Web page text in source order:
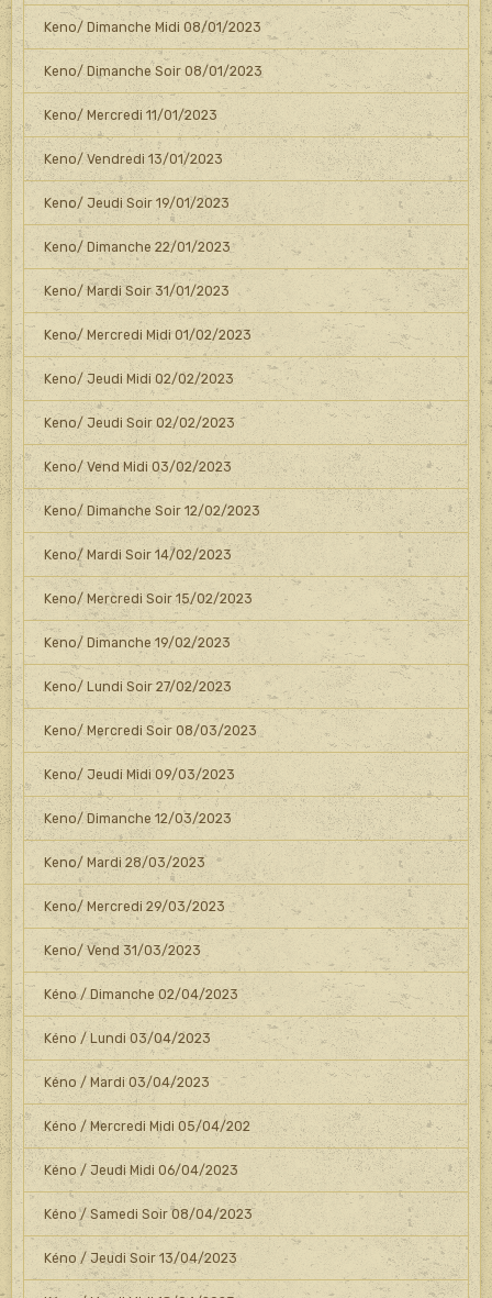
Keno/ Dimanche Midi 08/01/2023
Keno/ Dimanche Soir 08/01/2023
Keno/ Mercredi 11/01/2023
Keno/ Vendredi 13/01/2023
Keno/ Jeudi Soir 19/01/2023
Keno/ Dimanche 22/01/2023
Keno/ Mardi Soir 31/01/2023
Keno/ Mercredi Midi 01/02/2023
Keno/ Jeudi Midi 02/02/2023
Keno/ Jeudi Soir 02/02/2023
Keno/ Vend Midi 03/02/2023
Keno/ Dimanche Soir 12/02/2023
Keno/ Mardi Soir 14/02/2023
Keno/ Mercredi Soir 15/02/2023
Keno/ Dimanche 19/02/2023
Keno/ Lundi Soir 27/02/2023
Keno/ Mercredi Soir 08/03/2023
Keno/ Jeudi Midi 09/03/2023
Keno/ Dimanche 12/03/2023
Keno/ Mardi 28/03/2023
Keno/ Mercredi 29/03/2023
Keno/ Vend 31/03/2023
Kéno / Dimanche 02/04/2023
Kéno / Lundi 03/04/2023
Kéno / Mardi 03/04/2023
Kéno / Mercredi Midi 05/04/202
Kéno / Jeudi Midi 06/04/2023
Kéno / Samedi Soir 08/04/2023
Kéno / Jeudi Soir 13/04/2023